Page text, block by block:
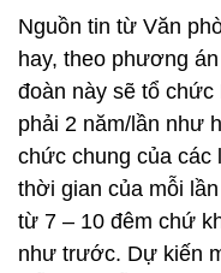
Nguồn tin từ Văn
hay, theo phương
đoàn này sẽ tổ
phải 2 năm/lần như
chức chung của các
thời gian của mỗi
từ 7 – 10 đêm chứ
như trước. Dự kiến